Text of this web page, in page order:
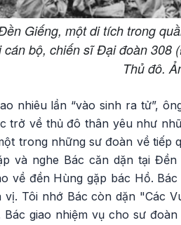
Giếng, một di tích trong
cán bộ, chiến sĩ Đại đoàn
Thủ đô.
nhiêu lần “vào sinh ra tử”,
trở về thủ đô thân yêu như
trong những sư đoàn về
và nghe Bác căn dặn tại
về đền Hùng gặp bác Hồ.
Tôi nhớ Bác còn dặn "Các
giao nhiệm vụ cho sư